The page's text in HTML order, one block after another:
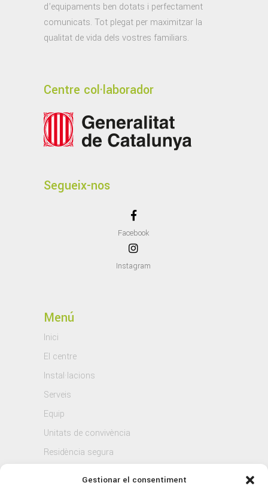
Gestionar el consentiment
d’equipaments ben dotats i perfectament
comunicats. Tot plegat per maximitzar la
qualitat de vida dels vostres familiars.
Centre col·laborador
Segueix-nos
Facebook
Instagram
Menú
Inici
El centre
Instal·lacions
Serveis
Equip
Unitats de convivència
Residència segura